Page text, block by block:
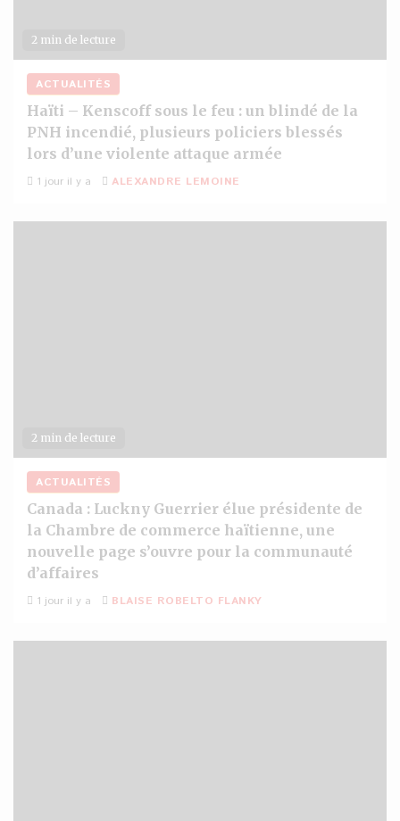
2 min de lecture
ACTUALITÉS
Haïti – Kenscoff sous le feu : un blindé de la
PNH incendié, plusieurs policiers blessés
lors d’une violente attaque armée
1 jour il y a ALEXANDRE LEMOINE
2 min de lecture
ACTUALITÉS
Canada : Luckny Guerrier élue présidente de
la Chambre de commerce haïtienne, une
nouvelle page s’ouvre pour la communauté
d’affaires
1 jour il y a BLAISE ROBELTO FLANKY